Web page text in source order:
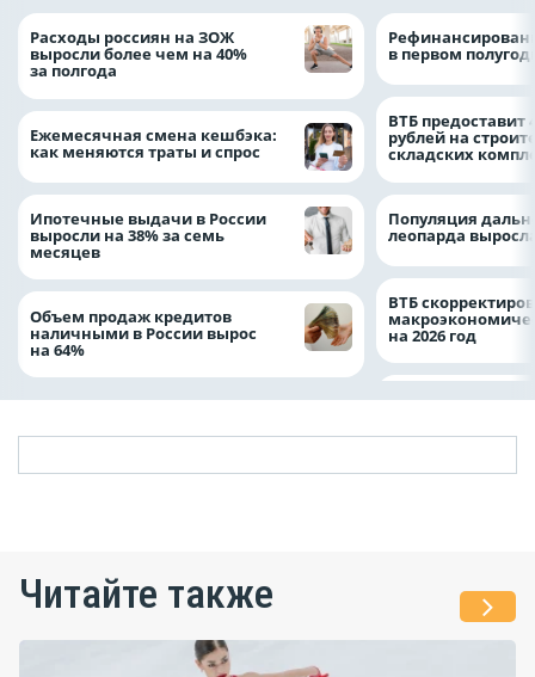
Расходы россиян на ЗОЖ
выросли более чем на 40%
за полгода
Ежемесячная смена кешбэка:
как меняются траты и спрос
Ипотечные выдачи в России
выросли на 38% за семь
месяцев
Объем продаж кредитов
наличными в России вырос
на 64%
в первом
ВТБ предоставит
рублей на
складских
Популяция
леопарда
ВТБ
на 2026 год
Читайте также